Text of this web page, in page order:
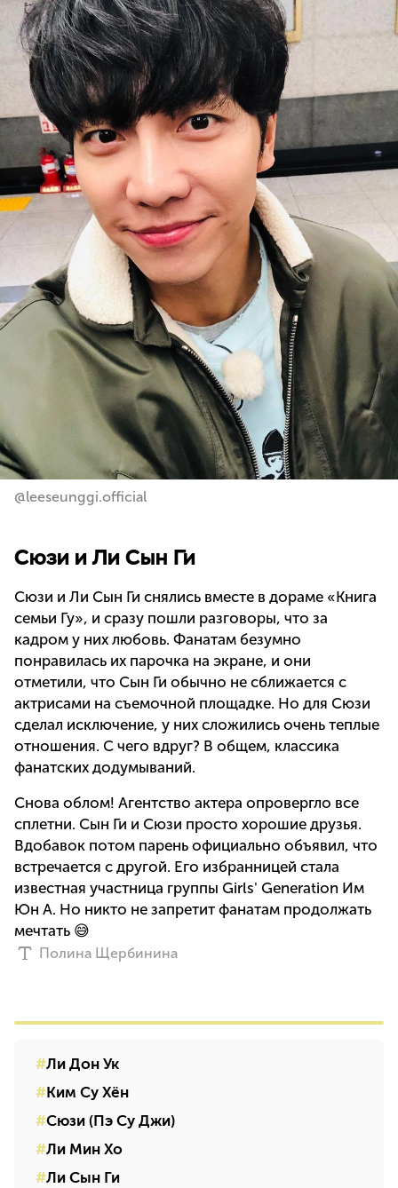
@leeseunggi.official
Сюзи и Ли Сын Ги
Сюзи и Ли Сын Ги снялись вместе в дораме «Книга
семьи Гу», и сразу пошли разговоры, что за
кадром у них любовь. Фанатам безумно
понравилась их парочка на экране, и они
отметили, что Сын Ги обычно не сближается с
актрисами на съемочной площадке. Но для Сюзи
сделал исключение, у них сложились очень теплые
отношения. С чего вдруг? В общем, классика
фанатских додумываний.
Снова облом! Агентство актера опровергло все
сплетни. Сын Ги и Сюзи просто хорошие друзья.
Вдобавок потом парень официально объявил, что
встречается с другой. Его избранницей стала
известная участница группы Girls' Generation Им
Юн А. Но никто не запретит фанатам продолжать
мечтать 😅
Полина Щербинина
Ли Дон Ук
Ким Су Хён
Сюзи (Пэ Су Джи)
Ли Мин Хо
Ли Сын Ги